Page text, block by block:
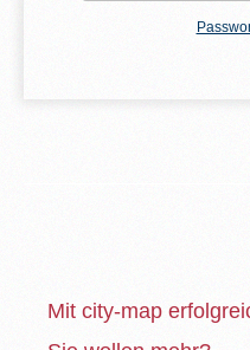
Mit city-map